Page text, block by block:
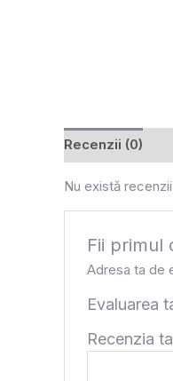
Recenzii (0)
Nu există
Fii primul
Adresa ta de
Evaluarea
Recenzia ta